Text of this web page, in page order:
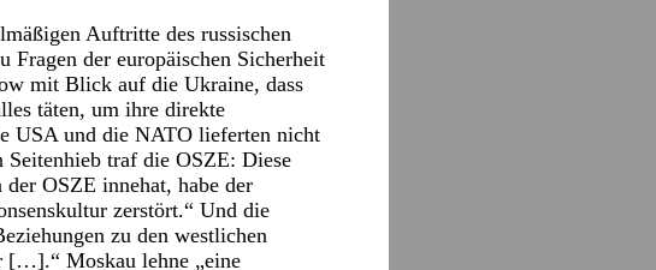
Auftritte des russischen
Fragen der europäischen Sicherheit
mit Blick auf die Ukraine, dass
täten, um ihre direkte
USA und die NATO lieferten nicht
traf die OSZE: Diese
OSZE innehat, habe der
zerstört.“ Und die
zu den westlichen
[…].“ Moskau lehne „eine